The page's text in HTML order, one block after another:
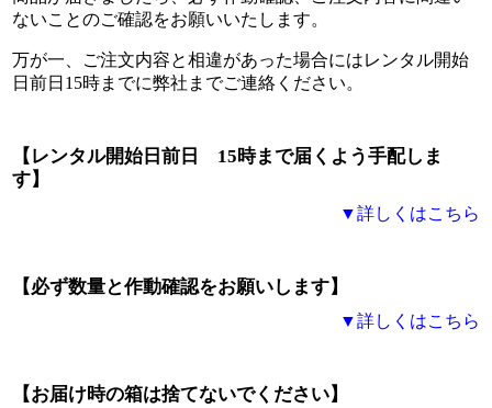
ないことのご確認をお願いいたします。
万が一、ご注文内容と相違があった場合にはレンタル開始
日前日15時までに弊社までご連絡ください。
【レンタル開始日前日 15時まで届くよう手配しま
す】
▼詳しくはこちら
【必ず数量と作動確認をお願いします】
▼詳しくはこちら
【お届け時の箱は捨てないでください】